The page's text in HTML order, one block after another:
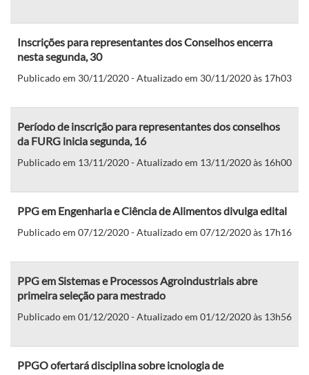
Inscrições para representantes dos Conselhos encerra
nesta segunda, 30
Publicado em 30/11/2020 - Atualizado em 30/11/2020 às 17h03
Período de inscrição para representantes dos conselhos
da FURG inicia segunda, 16
Publicado em 13/11/2020 - Atualizado em 13/11/2020 às 16h00
PPG em Engenharia e Ciência de Alimentos divulga edital
Publicado em 07/12/2020 - Atualizado em 07/12/2020 às 17h16
PPG em Sistemas e Processos Agroindustriais abre
primeira seleção para mestrado
Publicado em 01/12/2020 - Atualizado em 01/12/2020 às 13h56
PPGO ofertará disciplina sobre icnologia de